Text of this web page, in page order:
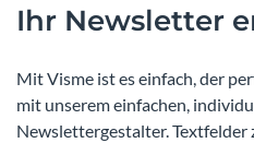
Ihr Newsletter
Mit Visme ist es einfach, der
mit unserem einfachen,
Newslettergestalter. Textfelder